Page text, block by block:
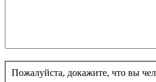
Пожалуйста, докажите, что вы